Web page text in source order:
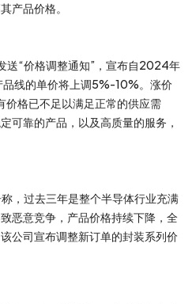
产品价格。
送“价格调整通知”，宣布自2024年
线的单价将上调5%-10%。涨价
价格已不足以满足正常的供应需
可靠的产品，以及高质量的服务，
，过去三年是整个半导体行业充满
恶意竞争，产品价格持续下降，全
公司宣布调整新订单的封装系列价